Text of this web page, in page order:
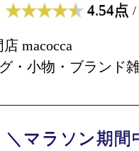
4.54点 /
macocca
・小物・ブランド
＼マラソン期間